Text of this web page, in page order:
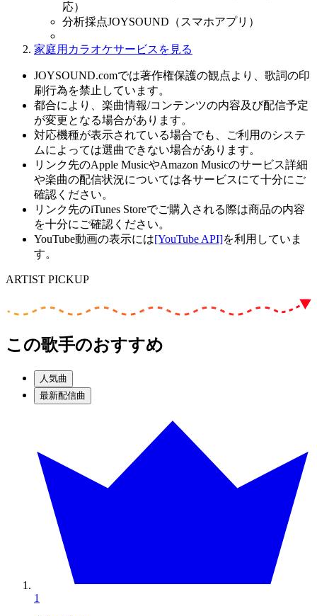
応）
分析採点JOYSOUND（スマホアプリ）
家庭用カラオケサービスを見る
JOYSOUND.comでは著作権保護の観点より、歌詞の印
刷行為を禁止しています。
都合により、楽曲情報/コンテンツの内容及び配信予定
が変更となる場合があります。
対応機種が表示されている場合でも、ご利用のシステ
ムによっては選曲できない場合があります。
リンク先のApple MusicやAmazon Musicのサービス詳細
や楽曲の配信状況については各サービスにて十分にご
確認ください。
リンク先のiTunes Storeでご購入される際は商品の内容
を十分にご確認ください。
YouTube動画の表示には[YouTube API]を利用していま
す。
ARTIST PICKUP
この歌手のおすすめ
人気曲
最新配信曲
1